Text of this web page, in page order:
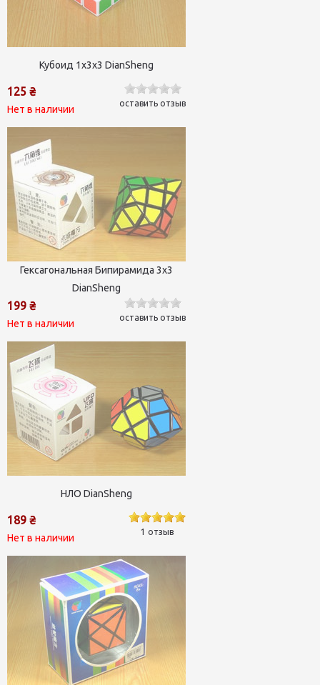
Кубоид 1х3х3 DianSheng
125 ₴
Нет в наличии
оставить отзыв
Гексагональная Бипирамида 3х3
DianSheng
199 ₴
Нет в наличии
оставить отзыв
НЛО DianSheng
189 ₴
Нет в наличии
1 отзыв